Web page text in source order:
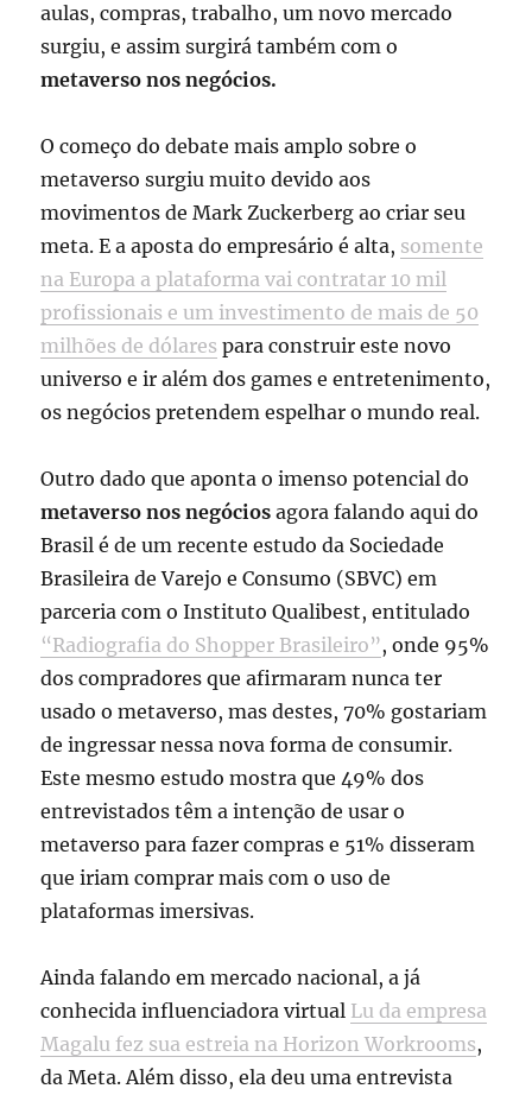
aulas, compras, trabalho, um novo mercado
surgiu, e assim surgirá também com o
metaverso nos negócios.
O começo do debate mais amplo sobre o
metaverso surgiu muito devido aos
movimentos de Mark Zuckerberg ao criar seu
meta. E a aposta do empresário é alta, somente
na Europa a plataforma vai contratar 10 mil
profissionais e um investimento de mais de 50
milhões de dólares para construir este novo
universo e ir além dos games e entretenimento,
os negócios pretendem espelhar o mundo real.
Outro dado que aponta o imenso potencial do
metaverso nos negócios agora falando aqui do
Brasil é de um recente estudo da Sociedade
Brasileira de Varejo e Consumo (SBVC) em
parceria com o Instituto Qualibest, entitulado
“Radiografia do Shopper Brasileiro”, onde 95%
dos compradores que afirmaram nunca ter
usado o metaverso, mas destes, 70% gostariam
de ingressar nessa nova forma de consumir.
Este mesmo estudo mostra que 49% dos
entrevistados têm a intenção de usar o
metaverso para fazer compras e 51% disseram
que iriam comprar mais com o uso de
plataformas imersivas.
Ainda falando em mercado nacional, a já
conhecida influenciadora virtual Lu da empresa
Magalu fez sua estreia na Horizon Workrooms,
da Meta. Além disso, ela deu uma entrevista